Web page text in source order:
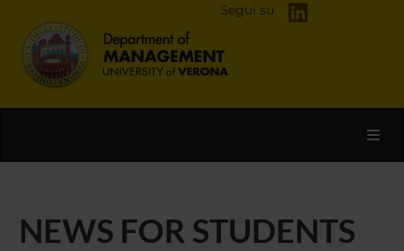
Segui su
NEWS FOR STUDENTS